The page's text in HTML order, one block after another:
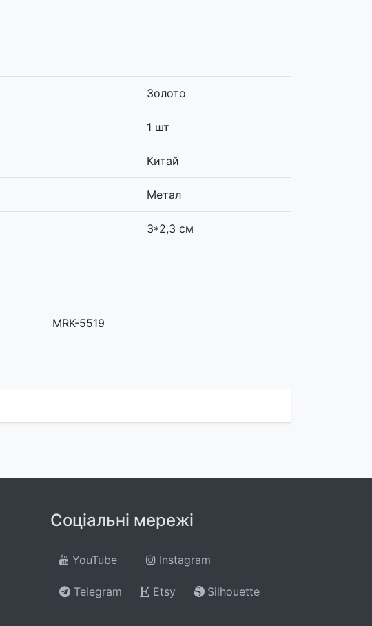
Золото
1 шт
Китай
Метал
3*2,3 см
MRK-5519
Соціальні мережі
YouTube Instagram
Telegram Etsy Silhouette